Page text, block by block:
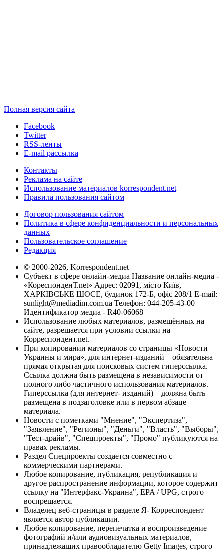
Полная версия сайта
Facebook
Twitter
RSS-ленты
E-mail рассылка
Контакты
Реклама на сайте
Использование материалов korrespondent.net
Правила пользования сайтом
Договор пользования сайтом
Политика в сфере конфиденциальности и персональных
данных
Пользовательское соглашение
Редакция
© 2000-2026, Korrespondent.net
Субъект в сфере онлайн-медиа Название онлайн-медиа -
«КореспонденТ.net» Адрес: 02091, місто Київ,
ХАРКІВСЬКЕ ШОСЕ, будинок 172-Б, офіс 208/1 E-mail:
sunlight@mediadim.com.ua Телефон: 044-205-43-00
Идентификатор медиа - R40-06068
Использование любых материалов, размещённых на
сайте, разрешается при условии ссылки на
Корреспондент.net.
При копировании материалов со страницы «Новости
Украины и мира», для интернет-изданий – обязательна
прямая открытая для поисковых систем гиперссылка.
Ссылка должна быть размещена в независимости от
полного либо частичного использования материалов.
Гиперссылка (для интернет- изданий) – должна быть
размещена в подзаголовке или в первом абзаце
материала.
Новости с пометками "Мнение", "Экспертиза",
"Заявление", "Регионы", "Деньги", "Власть", "Выборы",
"Тест-драйв", "Спецпроекты", "Промо" публикуются на
правах рекламы.
Раздел Спецпроекты создается совместно с
коммерческими партнерами.
Любое копирование, публикация, републикация и
другое распространение информации, которое содержит
ссылку на "Интерфакс-Украина", EPA / UPG, строго
воспрещается.
Владелец веб-страницы в разделе Я- Корреспондент
является автор публикации.
Любое копирование, перепечатка и воспроизведение
фотографий и/или аудиовизуальных материалов,
принадлежащих правообладателю Getty Images, строго